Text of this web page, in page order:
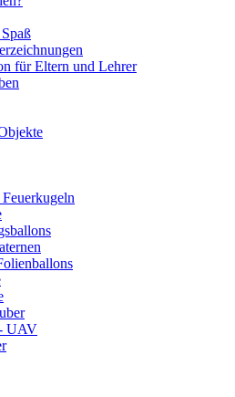
für Eltern und Lehrer
UAV